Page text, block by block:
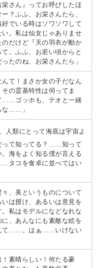
栄さん』ってお呼びしたほ
？ふふ、お栄さんたら、
でいる時はソワソワして
。私は仙女じゃありませ
だけど『天の羽衣が動か
。ふふ、お若い頃からと
たのね、お栄さんたら」
んて！まさか女の子だなん
の霊基特性は伺ってま
……ゴッホも、テオと一緒
な……」
人類にとって海底は宇宙よ
って知ってる？……知って
海をよく知る僕が言える
タコを食卓に並べてはい
々、美というものについて
は授け、あるいは意見を
私はモデルになどなれな
、あんなにも素敵な絵を
て……。はぁ……いけない
！素晴らしい！何たる豪